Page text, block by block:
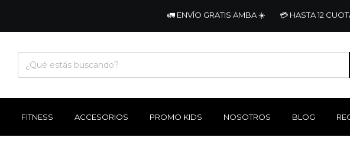
🚛 ENVÍO GRATIS AMBA ☀️ 💳 HASTA 12 CUOTAS
FITNESS ACCESORIOS PROMO KIDS NOSOTROS BLOG